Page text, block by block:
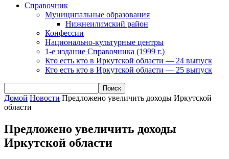
Справочник
Муниципальные образования
Нижнеилимский район
Конфессии
Национально-культурные центры
1-е издание Справочника (1999 г.)
Кто есть кто в Иркутской области — 24 выпуск
Кто есть кто в Иркутской области — 25 выпуск
Домой Новости Предложено увеличить доходы Иркутской
области
Предложено увеличить доходы
Иркутской области